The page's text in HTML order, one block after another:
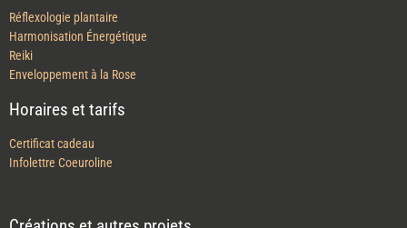
Réflexologie plantaire
Harmonisation Énergétique
Reiki
Enveloppement à la Rose
Horaires et tarifs
Certificat cadeau
Infolettre Coeuroline